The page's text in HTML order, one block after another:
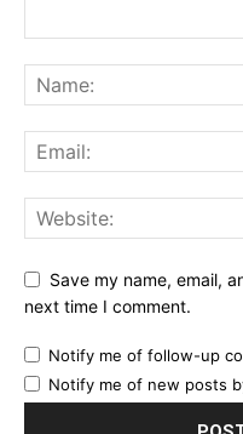
Save my name, email,
next time I comment.
Notify me of follow-up
Notify me of new posts